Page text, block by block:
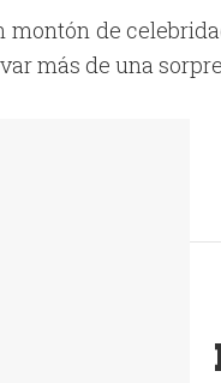
montón de
más de una